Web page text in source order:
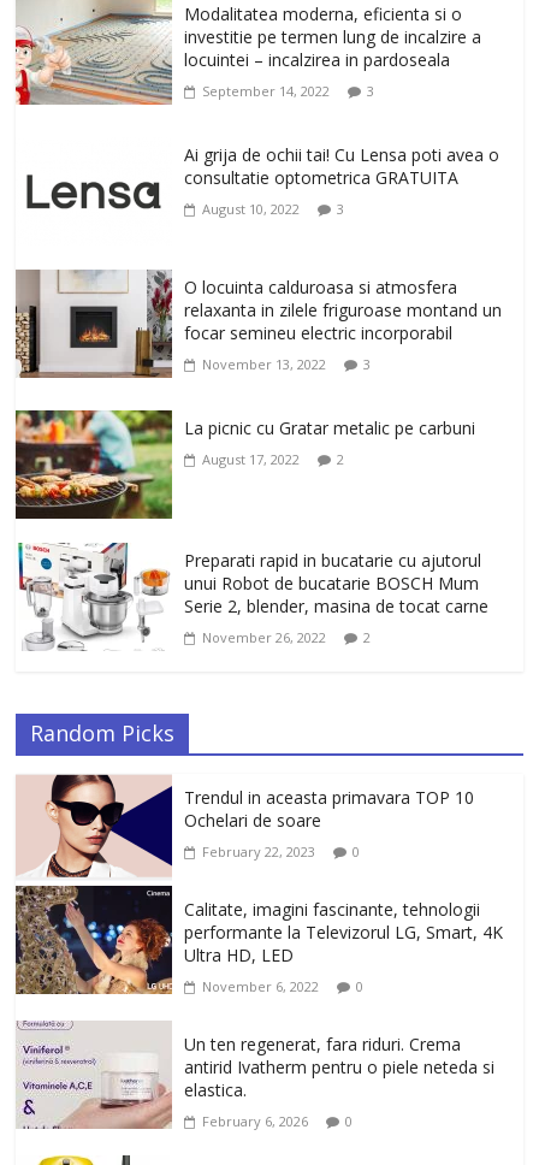
alegere buna, Oglinda de baie cu mărire
și iluminare LED
February 20, 2026 0
un corp sanatos si armonios dezvoltat,
cu Flexor Fitness-dispozitiv pentru
Un ten regenerat, fara riduri. Crema
antirid Ivatherm pentru o piele neteda si
elastica.
February 6, 2026 0
Modalitatea moderna, eficienta si o
investitie pe termen lung de incalzire a
locuintei – incalzirea in pardoseala
September 14, 2022 3
Ai grija de ochii tai! Cu Lensa poti avea o
consultatie optometrica GRATUITA
August 10, 2022 3
O locuinta calduroasa si atmosfera
relaxanta in zilele friguroase montand un
focar semineu electric incorporabil
November 13, 2022 3
La picnic cu Gratar metalic pe carbuni
August 17, 2022 2
Preparati rapid in bucatarie cu ajutorul
unui Robot de bucatarie BOSCH Mum
Serie 2, blender, masina de tocat carne
November 26, 2022 2
Random Picks
Trendul in aceasta primavara TOP 10
Ochelari de soare
February 22, 2023 0
Calitate, imagini fascinante, tehnologii
performante la Televizorul LG, Smart, 4K
Ultra HD, LED
November 6, 2022 0
Un ten regenerat, fara riduri. Crema
antirid Ivatherm pentru o piele neteda si
elastica.
February 6, 2026 0